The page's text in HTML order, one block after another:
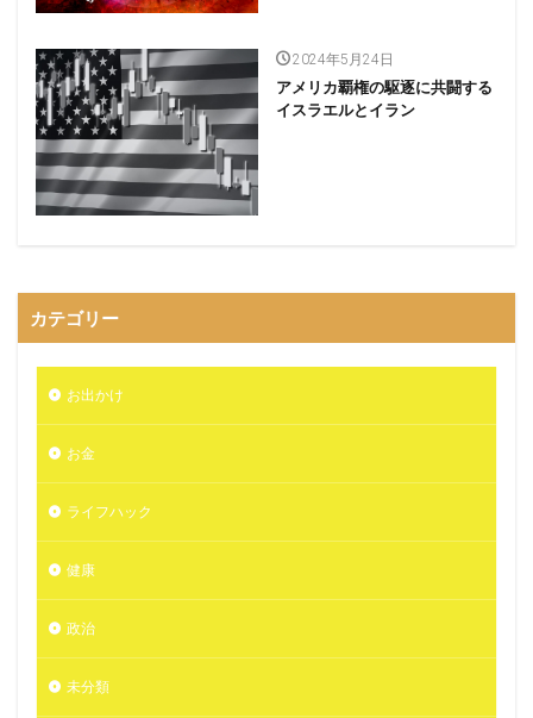
2024年5月24日
アメリカ覇権の駆逐に共闘する
イスラエルとイラン
カテゴリー
お出かけ
お金
ライフハック
健康
政治
未分類